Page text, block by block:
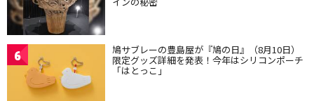
6 鳩サブレーの豊島屋が『鳩の日』（8月10日）
限定グッズ詳細を発表！今年はシリコンポーチ
「はとっこ」